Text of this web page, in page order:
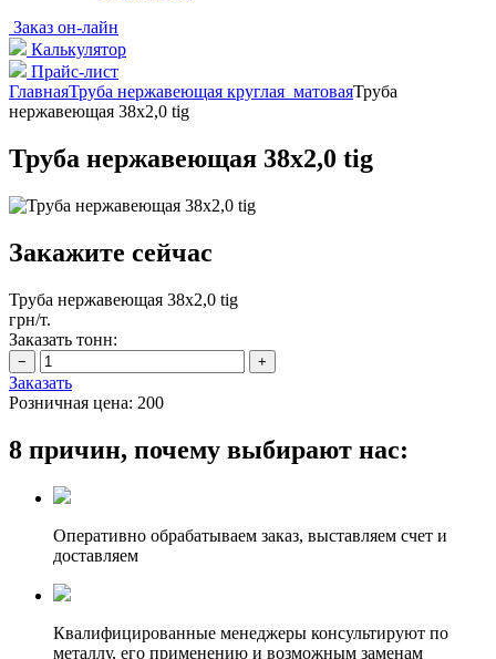
Заказ он-лайн
Калькулятор
Прайс-лист
ГлавнаяТруба нержавеющая круглая матоваяТруба
нержавеющая 38х2,0 tig
Труба нержавеющая 38х2,0 tig
Закажите сейчас
Труба нержавеющая 38х2,0 tig
грн/т.
Заказать тонн:
Заказать
Розничная цена: 200
8 причин, почему выбирают нас:
Оперативно обрабатываем заказ, выставляем счет и
доставляем
Квалифицированные менеджеры консультируют по
металлу, его применению и возможным заменам